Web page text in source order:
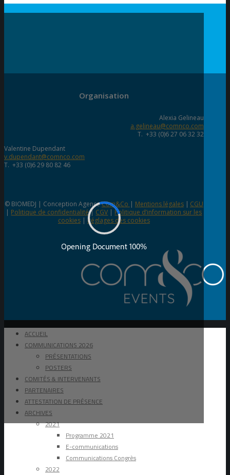
Organisation
Alexia Gelineau
a.gelineau@comnco.com
T. +33 (0)6 27 06 32 32
Valentine Dupendant
v.dupendant@comnco.com
T. +33 (0)6 29 80 82 46
© BIOMEDJ | Conception AgenceCom&Co | Mentions légales| CGU
| Politique de confidentialité| CGV | Politique d’information sur les
cookies| Réglages des cookies
ACCUEIL
COMMUNICATIONS 2026
PRÉSENTATIONS
POSTERS
COMITÉS & INTERVENANTS
PARTENAIRES
ATTESTATION DE PRÉSENCE
ARCHIVES
2021
Programme 2021
E-communications
Communications Congrès
2022